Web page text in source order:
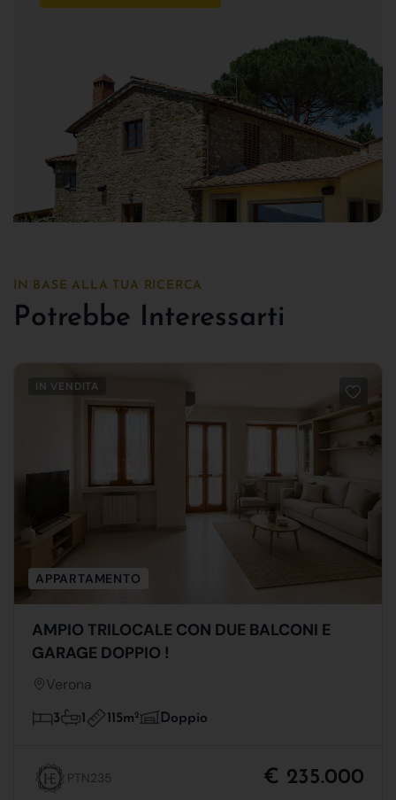
IN BASE ALLA TUA RICERCA
Potrebbe Interessarti
IN VENDITA
APPARTAMENTO
AMPIO TRILOCALE CON DUE BALCONI E
GARAGE DOPPIO !
Verona
3 1 115m2 Doppio
PTN235 € 235.000